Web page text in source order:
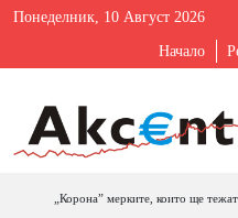
Понеделник, 10 Август 2026
Начало
„Корона” мерките, които ще